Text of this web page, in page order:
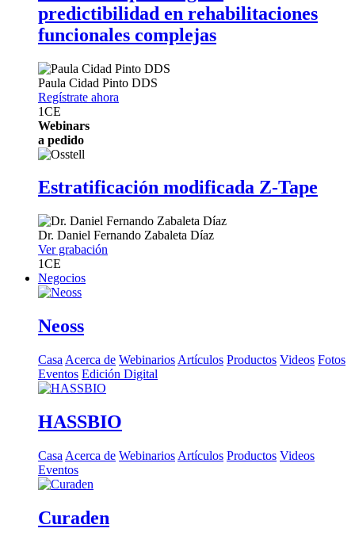
predictibilidad en rehabilitaciones
funcionales complejas
Paula Cidad Pinto DDS
Regístrate ahora
1CE
Webinars
a pedido
Estratificación modificada Z-Tape
Dr. Daniel Fernando Zabaleta Díaz
Ver grabación
1CE
Negocios
Neoss
Casa Acerca de Webinarios Artículos Productos Videos Fotos
Eventos Edición Digital
HASSBIO
Casa Acerca de Webinarios Artículos Productos Videos
Eventos
Curaden